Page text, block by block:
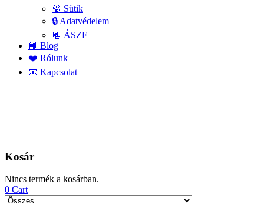
🍪 Sütik
🔒 Adatvédelem
📃 ÁSZF
📙 Blog
❤️ Rólunk
📧 Kapcsolat
Kosár
Nincs termék a kosárban.
0 Cart